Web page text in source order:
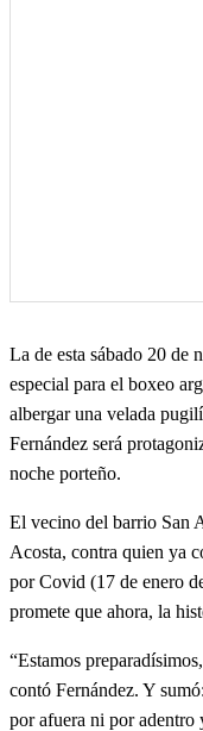
La de esta sábado 20 de
especial para el boxeo
albergar una velada
Fernández será
noche porteño.
El vecino del barrio San
Acosta, contra quien ya
por Covid (17 de enero
promete que ahora, la
“Estamos
contó Fernández. Y
por afuera ni por adentro